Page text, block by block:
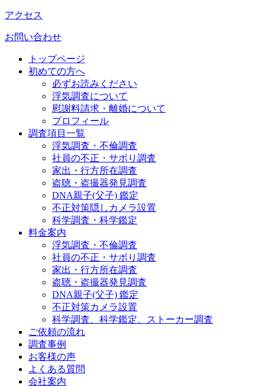
アクセス
お問い合わせ
トップページ
初めての方へ
必ずお読みください
浮気調査について
慰謝料請求・離婚について
プロフィール
調査項目一覧
浮気調査・不倫調査
社員の不正・サボり調査
家出・行方所在調査
盗聴・盗撮器発見調査
DNA親子(父子) 鑑定
不正対策隠しカメラ設置
科学調査・科学鑑定
料金案内
浮気調査・不倫調査
社員の不正・サボり調査
家出・行方所在調査
盗聴・盗撮器発見調査
DNA親子(父子) 鑑定
不正対策カメラ設置
科学調査、科学鑑定、ストーカー調査
ご依頼の流れ
調査事例
お客様の声
よくある質問
会社案内